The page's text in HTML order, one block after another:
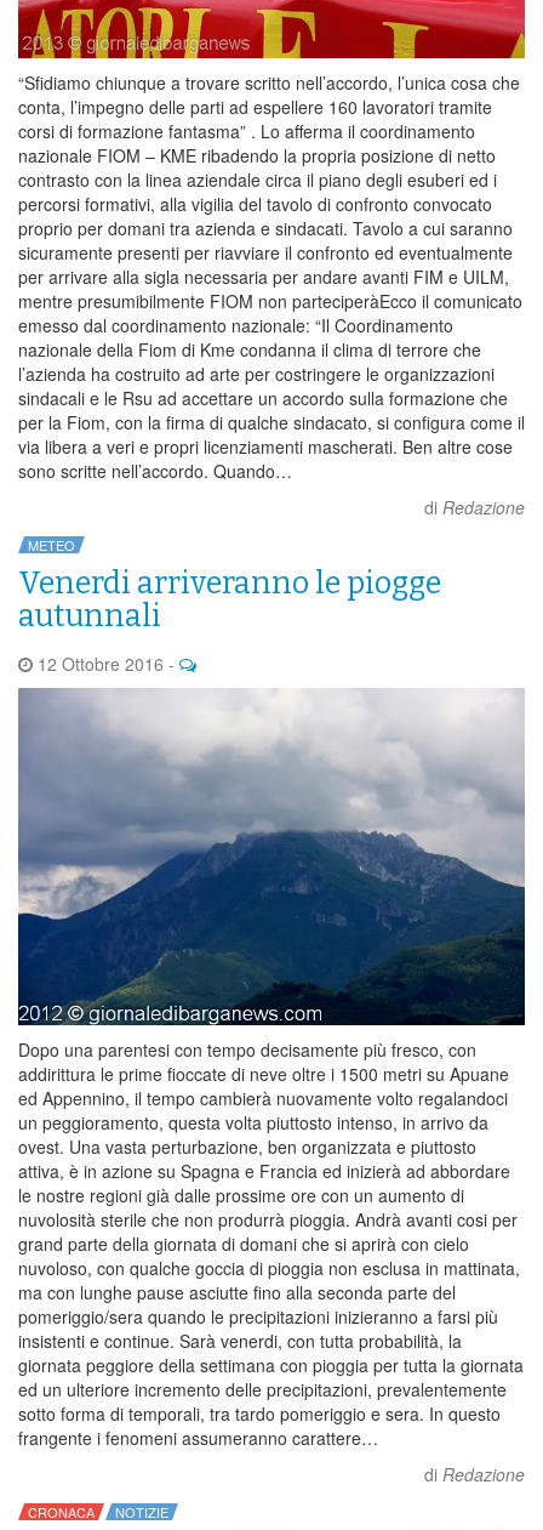
“Sfidiamo chiunque a trovare scritto nell’accordo, l’unica cosa che
conta, l’impegno delle parti ad espellere 160 lavoratori tramite
corsi di formazione fantasma” . Lo afferma il coordinamento
nazionale FIOM – KME ribadendo la propria posizione di netto
contrasto con la linea aziendale circa il piano degli esuberi ed i
percorsi formativi, alla vigilia del tavolo di confronto convocato
proprio per domani tra azienda e sindacati. Tavolo a cui saranno
sicuramente presenti per riavviare il confronto ed eventualmente
per arrivare alla sigla necessaria per andare avanti FIM e UILM,
mentre presumibilmente FIOM non parteciperàEcco il comunicato
emesso dal coordinamento nazionale: “Il Coordinamento
nazionale della Fiom di Kme condanna il clima di terrore che
l’azienda ha costruito ad arte per costringere le organizzazioni
sindacali e le Rsu ad accettare un accordo sulla formazione che
per la Fiom, con la firma di qualche sindacato, si configura come il
via libera a veri e propri licenziamenti mascherati. Ben altre cose
sono scritte nell’accordo. Quando…
di Redazione
METEO
Venerdi arriveranno le piogge
autunnali
12 Ottobre 2016 -
Dopo una parentesi con tempo decisamente più fresco, con
addirittura le prime fioccate di neve oltre i 1500 metri su Apuane
ed Appennino, il tempo cambierà nuovamente volto regalandoci
un peggioramento, questa volta piuttosto intenso, in arrivo da
ovest. Una vasta perturbazione, ben organizzata e piuttosto
attiva, è in azione su Spagna e Francia ed inizierà ad abbordare
le nostre regioni già dalle prossime ore con un aumento di
nuvolosità sterile che non produrrà pioggia. Andrà avanti cosi per
grand parte della giornata di domani che si aprirà con cielo
nuvoloso, con qualche goccia di pioggia non esclusa in mattinata,
ma con lunghe pause asciutte fino alla seconda parte del
pomeriggio/sera quando le precipitazioni inizieranno a farsi più
insistenti e continue. Sarà venerdi, con tutta probabilità, la
giornata peggiore della settimana con pioggia per tutta la giornata
ed un ulteriore incremento delle precipitazioni, prevalentemente
sotto forma di temporali, tra tardo pomeriggio e sera. In questo
frangente i fenomeni assumeranno carattere…
di Redazione
CRONACA NOTIZIE